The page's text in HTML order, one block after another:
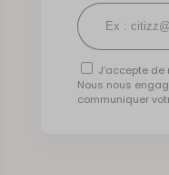
J’accepte
Nous nous
communiquer